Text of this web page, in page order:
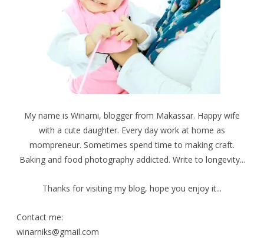
My name is Winarni, blogger from Makassar. Happy wife
with a cute daughter. Every day work at home as
mompreneur. Sometimes spend time to making craft.
Baking and food photography addicted. Write to longevity...
Thanks for visiting my blog, hope you enjoy it...
Contact me:
winarniks@gmail.com